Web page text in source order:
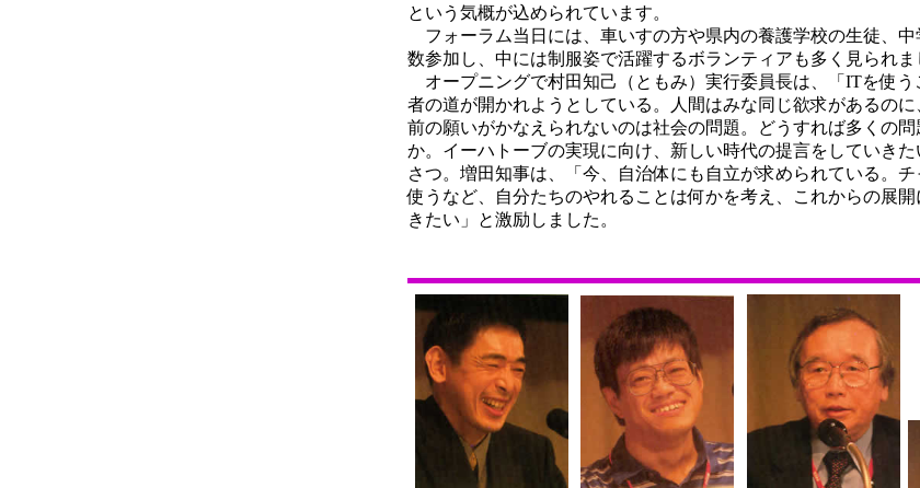
という気概が込められています。
フォーラム当日には、車いすの方や県内の養護学校の生徒、中
数参加し、中には制服姿で活躍するボランティアも多く見られま
オープニングで村田知己（ともみ）実行委員長は、「ITを使う
者の道が開かれようとしている。人間はみな同じ欲求があるのに
前の願いがかなえられないのは社会の問題。どうすれば多くの
か。イーハトーブの実現に向け、新しい時代の提言をしていき
さつ。増田知事は、「今、自治体にも自立が求められている。
使うなど、自分たちのやれることは何かを考え、これからの展
きたい」と激励しました。